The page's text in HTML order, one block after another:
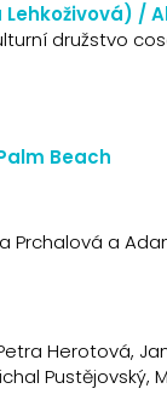
Lehkoživová) /
družstvo
Beach
a
Herotová,